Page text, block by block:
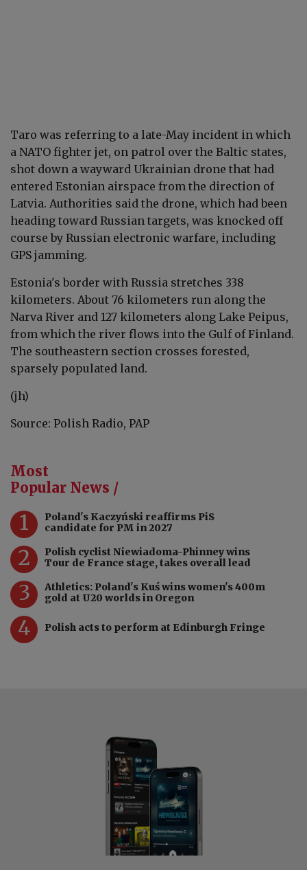
Taro was referring to a late-May incident in which
a NATO fighter jet, on patrol over the Baltic states,
shot down a wayward Ukrainian drone that had
entered Estonian airspace from the direction of
Latvia. Authorities said the drone, which had been
heading toward Russian targets, was knocked off
course by Russian electronic warfare, including
GPS jamming.
Estonia's border with Russia stretches 338
kilometers. About 76 kilometers run along the
Narva River and 127 kilometers along Lake Peipus,
from which the river flows into the Gulf of Finland.
The southeastern section crosses forested,
sparsely populated land.
(jh)
Source: Polish Radio, PAP
Most
Popular News /
1
Poland's Kaczyński reaffirms PiS
candidate for PM in 2027
2
Polish cyclist Niewiadoma-Phinney wins
Tour de France stage, takes overall lead
3
Athletics: Poland's Kuś wins women's 400m
gold at U20 worlds in Oregon
4 Polish acts to perform at Edinburgh Fringe